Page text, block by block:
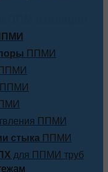
ППМИ
ППМИ
ППМИ
ППМИ
стыкаППМИ
для ППМИ труб